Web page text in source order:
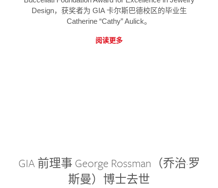
Design，获奖者为 GIA 卡尔斯巴德校区的毕业生
Catherine “Cathy” Aulick。
阅读更多
GIA 前理事 George Rossman（乔治·罗
斯曼）博士去世